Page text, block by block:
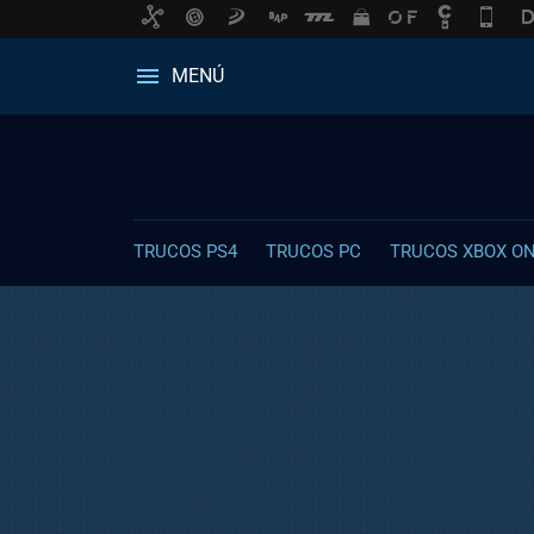
MENÚ
TRUCOS PS4 TRUCOS PC TRUCOS XBOX